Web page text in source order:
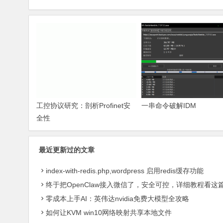
工控协议研究：剖析Profinet安
全性
一串命令破解IDM
最近更新过的文章
index-with-redis.php,wordpress 启用redis缓存功能
终于把OpenClaw接入微信了，安全可控，详细教程看这
零成本上手AI：英伟达nvidia免费大模型全攻略
如何让KVM win10网络映射共享本地文件